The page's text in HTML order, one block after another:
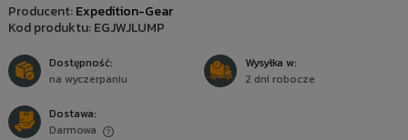
Producent:Expedition-Gear
Kod produktu:EGJWJLUMP
Dostępność:
na wyczerpaniu
Wysyłka w:
2 dni robocze
Dostawa:
Darmowa